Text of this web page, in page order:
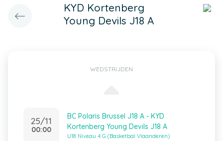
KYD Kortenberg
Young Devils J18 A
WEDSTRIJDEN
25/11
00:00
BC Polaris Brussel J18 A - KYD
Kortenberg Young Devils J18 A
U18 Niveau 4 G (Basketbal Vlaanderen)